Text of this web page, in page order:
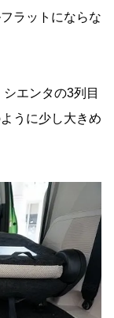
ラットにならな
エンタの3列目
うに少し大きめ